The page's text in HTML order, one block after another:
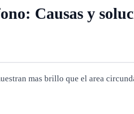
Causas y
mas brillo que el area